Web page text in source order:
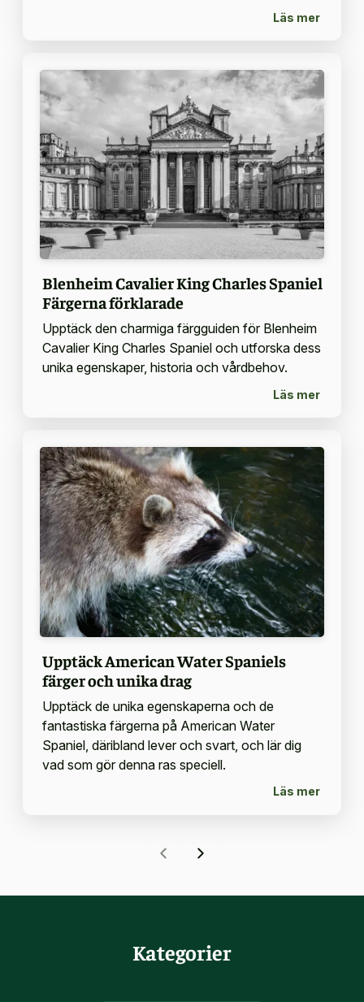
Läs mer
Blenheim Cavalier King Charles Spaniel
Färgerna förklarade
Upptäck den charmiga färgguiden för Blenheim
Cavalier King Charles Spaniel och utforska dess
unika egenskaper, historia och vårdbehov.
Läs mer
Upptäck American Water Spaniels
färger och unika drag
Upptäck de unika egenskaperna och de
fantastiska färgerna på American Water
Spaniel, däribland lever och svart, och lär dig
vad som gör denna ras speciell.
Läs mer
Kategorier